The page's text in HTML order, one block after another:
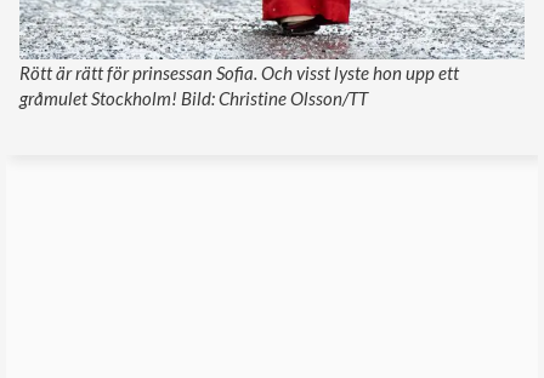
Rött är rätt för prinsessan Sofia. Och visst lyste hon upp ett
gråmulet Stockholm! Bild: Christine Olsson/TT